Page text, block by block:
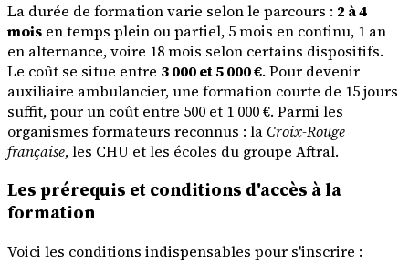
La durée de formation varie selon le parcours : 2 à 4
mois en temps plein ou partiel, 5 mois en continu, 1 an
en alternance, voire 18 mois selon certains dispositifs.
Le coût se situe entre 3 000 et 5 000 €. Pour devenir
auxiliaire ambulancier, une formation courte de 15 jours
suffit, pour un coût entre 500 et 1 000 €. Parmi les
organismes formateurs reconnus : laCroix-Rouge
française, les CHU et les écoles du groupe Aftral.
Les prérequis et conditions d'accès à la
formation
Voici les conditions indispensables pour s'inscrire :